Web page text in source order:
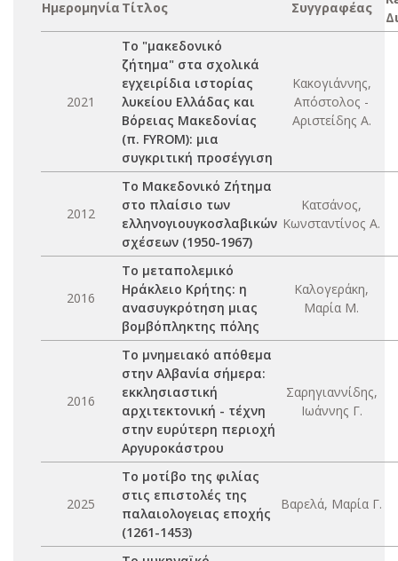
Ημερομηνία Τίτλος Συγγραφέας
2021
Το "μακεδονικό
ζήτημα" στα σχολικά
εγχειρίδια ιστορίας
λυκείου Ελλάδας και
Βόρειας Μακεδονίας
(π. FYROM): μια
συγκριτική προσέγγιση
Κακογιάννης,
Απόστολος -
Αριστείδης Α.
2012
Το Μακεδονικό Ζήτημα
στο πλαίσιο των
ελληνογιουγκοσλαβικών
σχέσεων (1950-1967)
Κατσάνος,
Κωνσταντίνος Α.
2016
Το μεταπολεμικό
Ηράκλειο Κρήτης: η
ανασυγκρότηση μιας
βομβόπληκτης πόλης
Καλογεράκη,
Μαρία Μ.
2016
Το μνημειακό απόθεμα
στην Αλβανία σήμερα:
εκκλησιαστική
αρχιτεκτονική - τέχνη
στην ευρύτερη περιοχή
Αργυροκάστρου
Σαρηγιαννίδης,
Ιωάννης Γ.
2025
Το μοτίβο της φιλίας
στις επιστολές της
παλαιολογειας εποχής
(1261-1453)
Βαρελά, Μαρία Γ.